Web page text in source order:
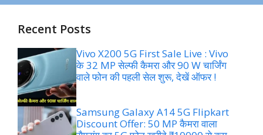
Recent Posts
Vivo X200 5G First Sale Live : Vivo
के 32 MP सेल्फी कैमरा और 90 W चार्जिंग
वाले फोन की पहली सेल शुरू, देखें ऑफर !
Samsung Galaxy A14 5G Flipkart
Discount Offer: 50 MP कैमरा वाला